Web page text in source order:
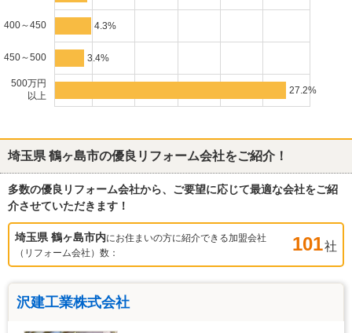
400～450 4.3%
450～500 3.4%
500万円
以上
27.2%
埼玉県 鶴ヶ島市の優良リフォーム会社をご紹介！
多数の優良リフォーム会社から、ご要望に応じて最適な会社をご紹
介させていただきます！
埼玉県 鶴ヶ島市内にお住まいの方に紹介できる加盟会社
（リフォーム会社）数：
101社
沢建工業株式会社